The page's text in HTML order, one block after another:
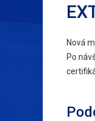
Nová
Po